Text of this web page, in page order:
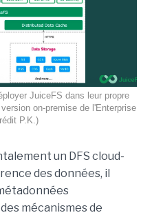
JuiceFS dans leur propre
on-premise de l'Enterprise
P.K.)
un DFS cloud-
des données, il
mécanismes de